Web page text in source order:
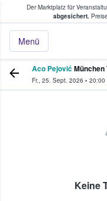
Der Marktplatz für
abgesichert.
Menü
Tickets
Aco Pejović
Fr., 25. Sept. 2026 • 20:00
Keine